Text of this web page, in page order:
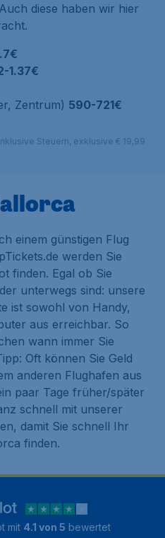
diese haben wir hier
1.37€
Zentrum) 590-721€
Steuern, exklusive € 19,99
einem günstigen Flug
werden Sie
finden. Egal ob Sie
unterwegs sind: unsere
ist sowohl von Handy,
aus erreichbar. So
wann immer Sie
Oft können Sie Geld
anderen Flughafen aus
paar Tage früher/später
schnell mit unserer
damit Sie schnell Ihr
finden.
mit 4.1 von 5 bewertet